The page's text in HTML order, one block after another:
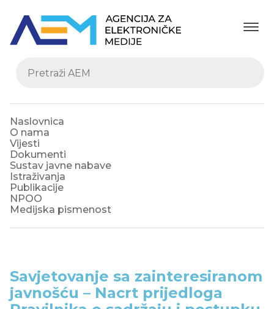
Naslovnica
O nama
Vijesti
Dokumenti
Sustav javne nabave
Istraživanja
Publikacije
NPOO
Medijska pismenost
Savjetovanje sa zainteresiranom
javnošću – Nacrt prijedloga